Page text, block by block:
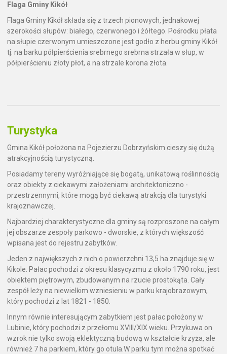
Flaga Gminy Kikół
Flaga Gminy Kikół składa się z trzech pionowych, jednakowej
szerokości słupów: białego, czerwonego i żółtego. Pośrodku płata
na słupie czerwonym umieszczone jest godło z herbu gminy Kikół
tj. na barku półpierścienia srebrnego srebrna strzała w słup, w
półpierścieniu złoty płot, a na strzale korona złota.
Turystyka
Gmina Kikół położona na Pojezierzu Dobrzyńskim cieszy się dużą
atrakcyjnością turystyczną.
Posiadamy tereny wyróżniające się bogatą, unikatową roślinnością
oraz obiekty z ciekawymi założeniami architektoniczno -
przestrzennymi, które mogą być ciekawą atrakcją dla turystyki
krajoznawczej.
Najbardziej charakterystyczne dla gminy są rozproszone na całym
jej obszarze zespoły parkowo - dworskie, z których większość
wpisana jest do rejestru zabytków.
Jeden z największych z nich o powierzchni 13,5 ha znajduje się w
Kikole. Pałac pochodzi z okresu klasycyzmu z około 1790 roku, jest
obiektem piętrowym, zbudowanym na rzucie prostokąta. Cały
zespół leży na niewielkim wzniesieniu w parku krajobrazowym,
który pochodzi z lat 1821 - 1850.
Innym równie interesującym zabytkiem jest pałac położony w
Lubinie, który pochodzi z przełomu XVIII/XIX wieku. Przykuwa on
wzrok nie tylko swoją eklektyczną budową w kształcie krzyża, ale
również 7 ha parkiem, który go otula.W parku tym można spotkać